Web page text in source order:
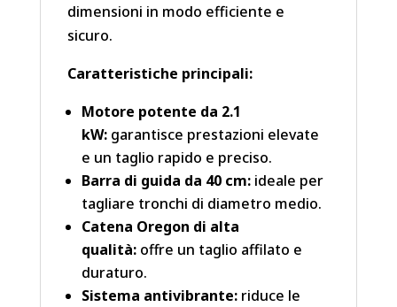
dimensioni in modo efficiente e
sicuro.
Caratteristiche principali:
Motore potente da 2.1
kW:garantisce prestazioni elevate
e un taglio rapido e preciso.
Barra di guida da 40 cm:ideale per
tagliare tronchi di diametro medio.
Catena Oregon di alta
qualità:offre un taglio affilato e
duraturo.
Sistema antivibrante:riduce le